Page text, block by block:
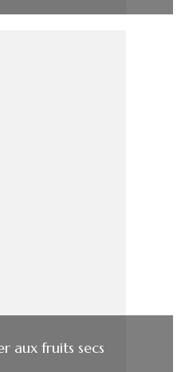
aux fruits secs